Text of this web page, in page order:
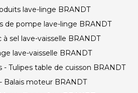
lave-linge BRANDT
de pompe lave-linge BRANDT
à sel lave-vaisselle BRANDT
lave-vaisselle BRANDT
- Tulipes table de cuisson BRANDT
Balais moteur BRANDT